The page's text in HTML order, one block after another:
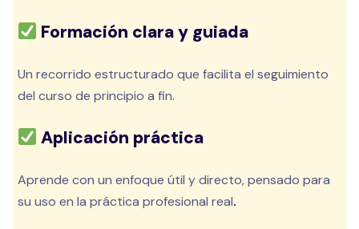
Formación clara y guiada
Un recorrido estructurado que facilita el seguimiento
del curso de principio a fin.
Aplicación práctica
Aprende con un enfoque útil y directo, pensado para
su uso en la práctica profesional real.